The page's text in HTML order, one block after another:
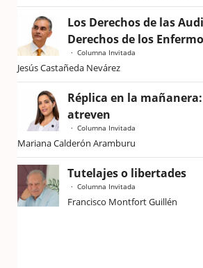
Los Derechos de las
Derechos de los
Columna Invitada
Jesús Castañeda Nevárez
Réplica en la
atreven
Columna Invitada
Mariana Calderón Aramburu
Tutelajes o libertades
Columna Invitada
Francisco Montfort Guillén